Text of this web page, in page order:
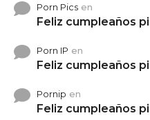
Porn Pics en
Feliz cumpleaños
Porn IP en
Feliz cumpleaños
Pornip en
Feliz cumpleaños